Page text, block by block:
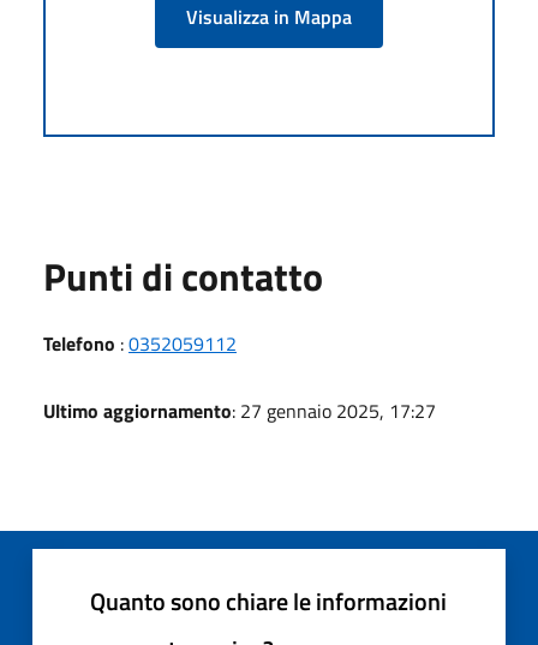
Visualizza in Mappa
Punti di contatto
Telefono :0352059112
Ultimo aggiornamento: 27 gennaio 2025, 17:27
Quanto sono chiare le informazioni